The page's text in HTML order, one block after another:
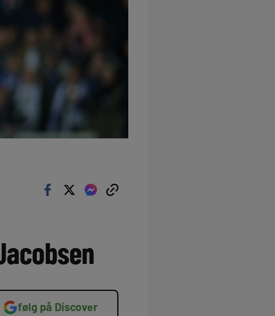
følg på Discover